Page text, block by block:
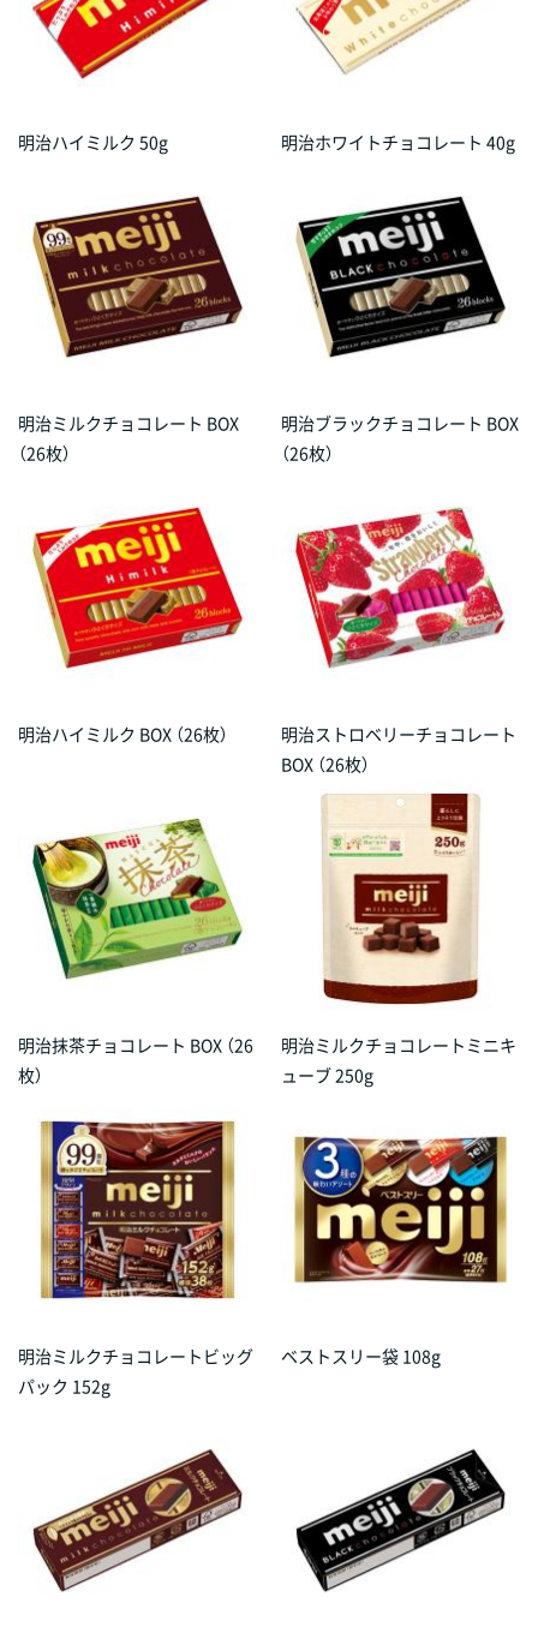
明治ハイミルク 50g 明治ホワイトチョコレート 40g
明治ミルクチョコレート BOX
（26枚）
明治ブラックチョコレート BOX
（26枚）
明治ハイミルク BOX （26枚）
明治ストロベリーチョコレート
BOX （26枚）
明治抹茶チョコレート BOX （26
枚）
明治ミルクチョコレートミニキ
ューブ 250g
明治ミルクチョコレートビッグ
パック 152g
ベストスリー袋 108g